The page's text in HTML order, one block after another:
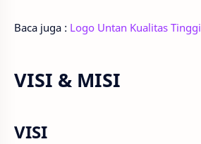
Baca juga : Logo Untan Kualitas Tinggi
VISI & MISI
VISI